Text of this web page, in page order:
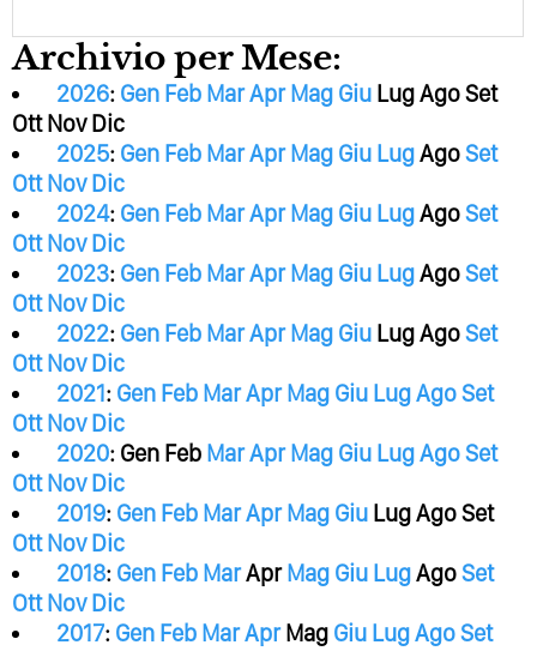
Archivio per Mese:
2026: Gen Feb MarApr Mag Giu LugAgoSet
Ott Nov Dic
2025: Gen Feb MarApr Mag Giu LugAgoSet
Ott Nov Dic
2024: Gen Feb MarApr Mag Giu LugAgoSet
Ott Nov Dic
2023: Gen Feb MarApr Mag Giu LugAgoSet
Ott Nov Dic
2022: Gen Feb MarApr Mag Giu LugAgoSet
Ott Nov Dic
2021: Gen Feb MarApr Mag Giu LugAgoSet
Ott Nov Dic
2020: Gen Feb MarApr Mag Giu LugAgoSet
Ott Nov Dic
2019: Gen Feb MarApr Mag Giu LugAgoSet
Ott Nov Dic
2018: Gen Feb MarApr Mag Giu LugAgoSet
Ott Nov Dic
2017: Gen Feb MarApr Mag Giu LugAgoSet